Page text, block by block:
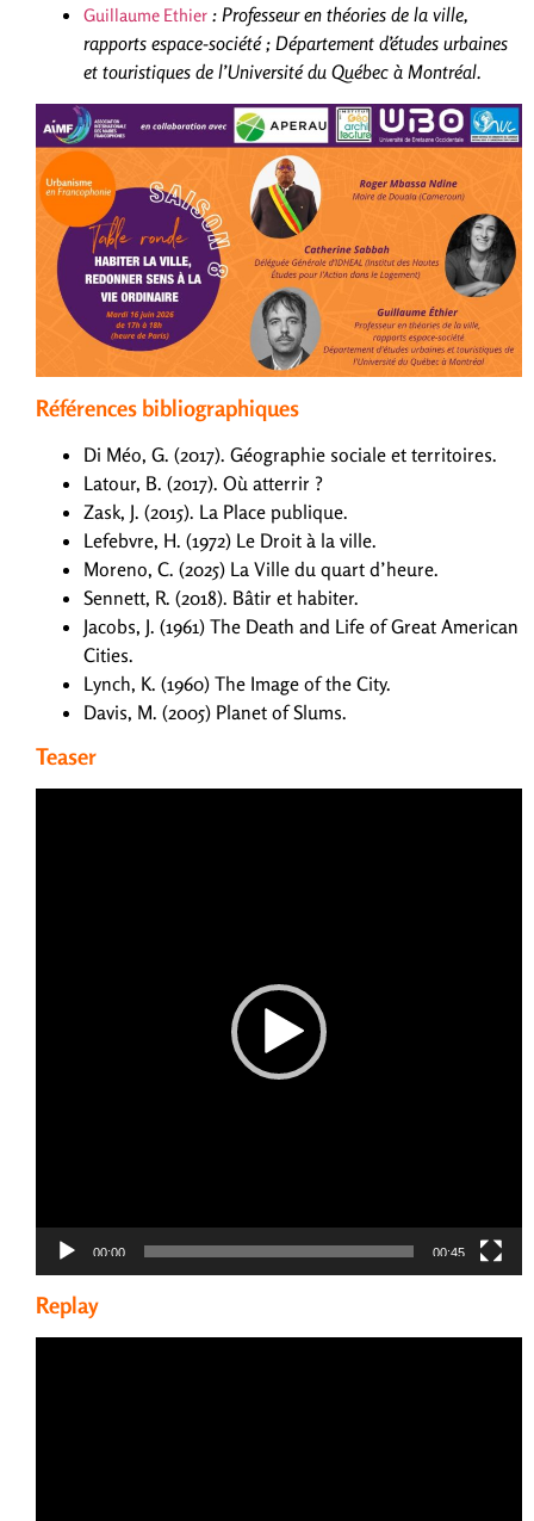
Guillaume Ethier : Professeur en théories de la ville,
rapports espace-société ; Département d’études urbaines
et touristiques de l’Université du Québec à Montréal.
Références bibliographiques
Di Méo, G. (2017). Géographie sociale et territoires.
Latour, B. (2017). Où atterrir ?
Zask, J. (2015). La Place publique.
Lefebvre, H. (1972) Le Droit à la ville.
Moreno, C. (2025) La Ville du quart d’heure.
Sennett, R. (2018). Bâtir et habiter.
Jacobs, J. (1961) The Death and Life of Great American
Cities.
Lynch, K. (1960) The Image of the City.
Davis, M. (2005) Planet of Slums.
Teaser
00:00 00:45
Replay